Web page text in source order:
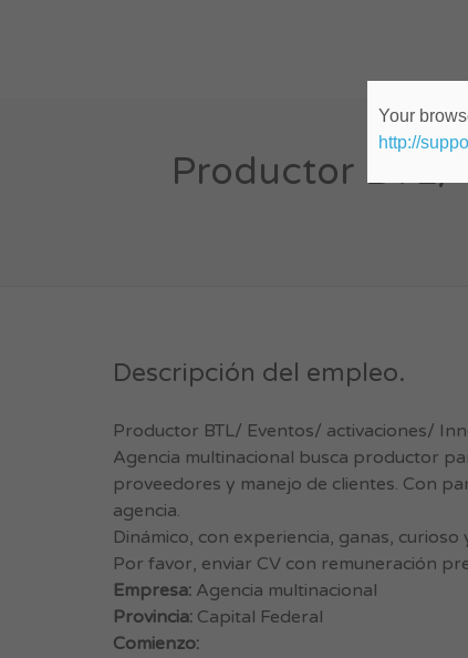
Productor BTL/
Descripción del empleo.
Productor BTL/ Eventos/ activaciones/
Agencia multinacional busca productor
proveedores y manejo de clientes. Con
agencia.
Dinámico, con experiencia, ganas,
Por favor, enviar CV con remuneración
Empresa: Agencia multinacional
Provincia: Capital Federal
Comienzo:
Your
http://